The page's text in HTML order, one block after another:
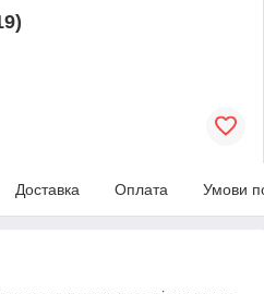
Доставка Оплата Умови